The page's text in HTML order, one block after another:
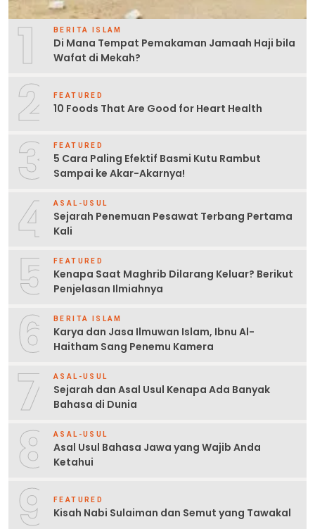
1 BERITA ISLAM
Di Mana Tempat Pemakaman Jamaah Haji bila
Wafat di Mekah?
2 FEATURED
10 Foods That Are Good for Heart Health
3 FEATURED
5 Cara Paling Efektif Basmi Kutu Rambut
Sampai ke Akar-Akarnya!
4 ASAL-USUL
Sejarah Penemuan Pesawat Terbang Pertama
Kali
5 FEATURED
Kenapa Saat Maghrib Dilarang Keluar? Berikut
Penjelasan Ilmiahnya
6 BERITA ISLAM
Karya dan Jasa Ilmuwan Islam, Ibnu Al-
Haitham Sang Penemu Kamera
7 ASAL-USUL
Sejarah dan Asal Usul Kenapa Ada Banyak
Bahasa di Dunia
8 ASAL-USUL
Asal Usul Bahasa Jawa yang Wajib Anda
Ketahui
9 FEATURED
Kisah Nabi Sulaiman dan Semut yang Tawakal